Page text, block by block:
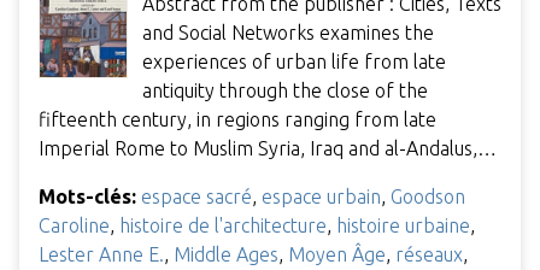
and Social Networks examines the
experiences of urban life from late
antiquity through the close of the
fifteenth century, in regions ranging from late
Imperial Rome to Muslim Syria, Iraq and al-Andalus,…
Mots-clés: espace sacré, espace urbain, Goodson
Caroline, histoire de l'architecture, histoire urbaine,
Lester Anne E., Middle Ages, Moyen Âge, réseaux,